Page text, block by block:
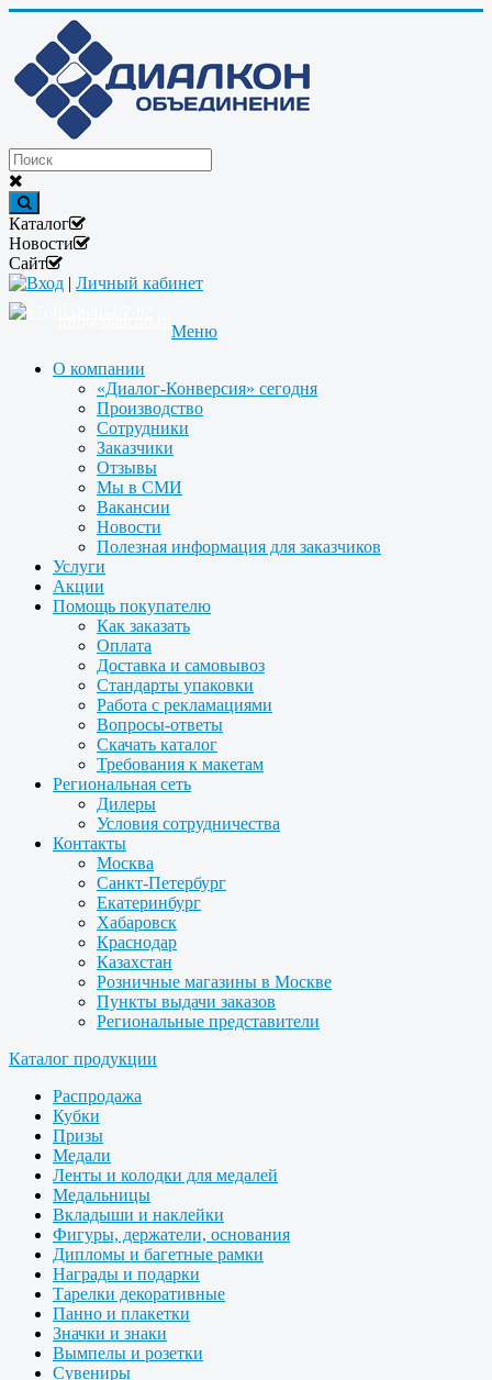
Каталог
Новости
Сайт
Вход | Личный кабинет
Меню
О компании
«Диалог-Конверсия» сегодня
Производство
Сотрудники
Заказчики
Отзывы
Мы в СМИ
Вакансии
Новости
Полезная информация для заказчиков
Услуги
Акции
Помощь покупателю
Как заказать
Оплата
Доставка и самовывоз
Стандарты упаковки
Работа с рекламациями
Вопросы-ответы
Скачать каталог
Требования к макетам
Региональная сеть
Дилеры
Условия сотрудничества
Контакты
Москва
Санкт-Петербург
Екатеринбург
Хабаровск
Краснодар
Казахстан
Розничные магазины в Москве
Пункты выдачи заказов
Региональные представители
Каталог продукции
Распродажа
Кубки
Призы
Медали
Ленты и колодки для медалей
Медальницы
Вкладыши и наклейки
Фигуры, держатели, основания
Дипломы и багетные рамки
Награды и подарки
Тарелки декоративные
Панно и плакетки
Значки и знаки
Вымпелы и розетки
Сувениры